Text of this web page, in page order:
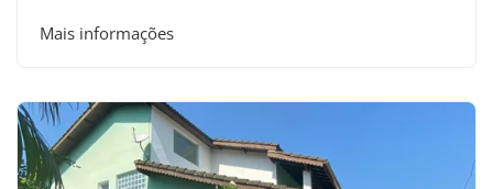
Mais informações